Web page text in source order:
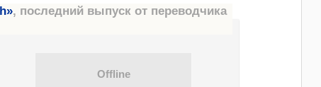
, последний выпуск от переводчика